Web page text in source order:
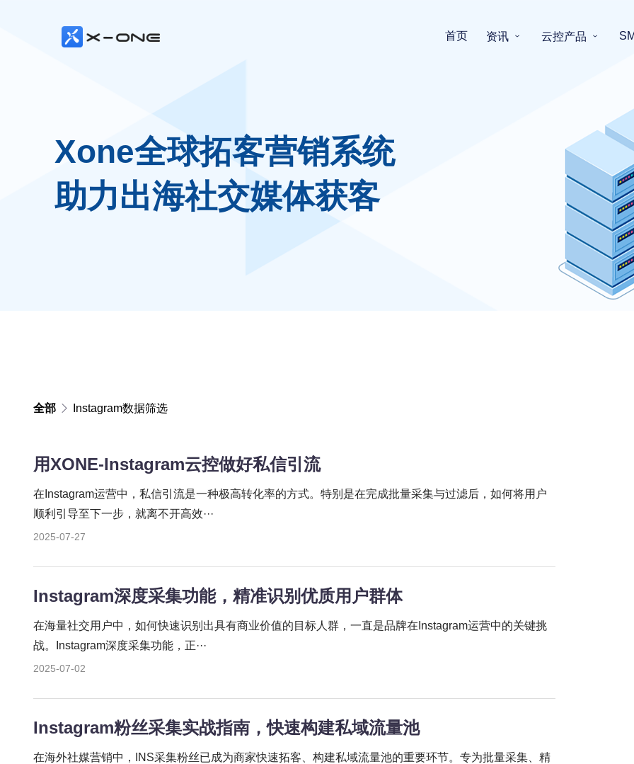
首页 资讯 云控产品
Xone全球拓客营销系统
助力出海社交媒体获客
全部 Instagram数据筛选
用XONE-Instagram云控做好私信引流
在Instagram运营中，私信引流是一种极高转化率的方式。特别是在完成批量采集与过滤后，如何将用户
顺利引导至下一步，就离不开高效···
2025-07-27
Instagram深度采集功能，精准识别优质用户群体
在海量社交用户中，如何快速识别出具有商业价值的目标人群，一直是品牌在Instagram运营中的关键挑
战。Instagram深度采集功能，正···
2025-07-02
Instagram粉丝采集实战指南，快速构建私域流量池
在海外社媒营销中，INS采集粉丝已成为商家快速拓客、构建私域流量池的重要环节。专为批量采集、精